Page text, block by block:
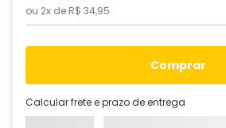
ou 2x de R$ 34,95
comprar
Calcular frete e prazo de entrega